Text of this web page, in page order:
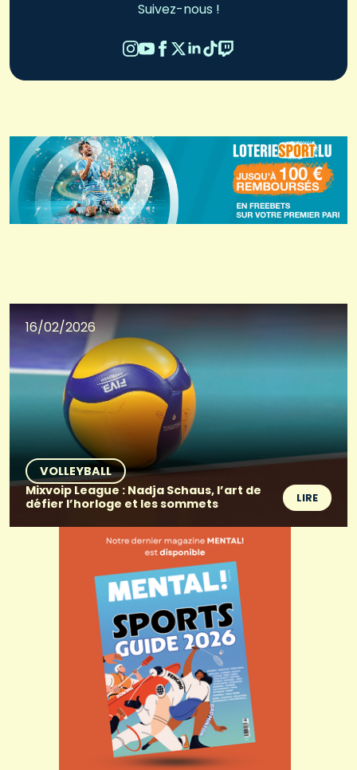
Suivez-nous !
16/02/2026
VOLLEYBALL
Mixvoip League : Nadja Schaus, l’art de
défier l’horloge et les sommets
LIRE